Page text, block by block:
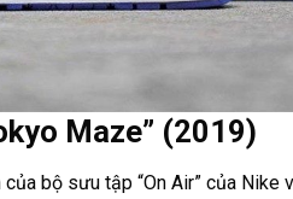
Maze” (2019)
bộ sưu tập “On Air” của Nike